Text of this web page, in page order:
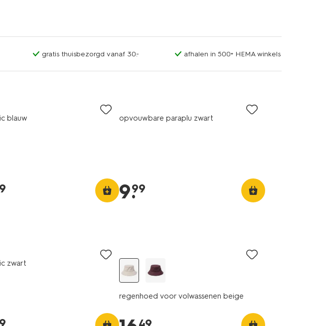
gratis thuisbezorgd vanaf 30.- afhalen in 500+ HEMA winkels
blauw opvouwbare paraplu zwart
9.
99
zwart
regenhoed voor volwassenen beige